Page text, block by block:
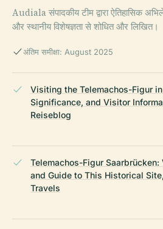
Audiala संपादकीय टीम द्वारा ऐतिहासिक
और स्थानीय विशेषज्ञता से शोधित और लिखित।
अंतिम समीक्षा: August 2025
Visiting the Telemachos-Figur
Significance, and Visitor
Reiseblog
Telemachos-Figur
and Guide to This Historical
Travels